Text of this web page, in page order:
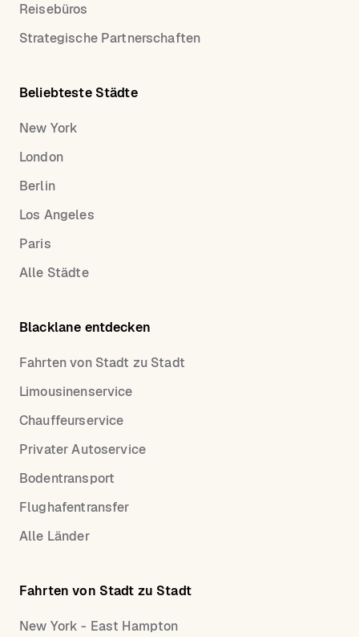
Reisebüros
Strategische Partnerschaften
Beliebteste Städte
New York
London
Berlin
Los Angeles
Paris
Alle Städte
Blacklane entdecken
Fahrten von Stadt zu Stadt
Limousinenservice
Chauffeurservice
Privater Autoservice
Bodentransport
Flughafentransfer
Alle Länder
Fahrten von Stadt zu Stadt
New York - East Hampton